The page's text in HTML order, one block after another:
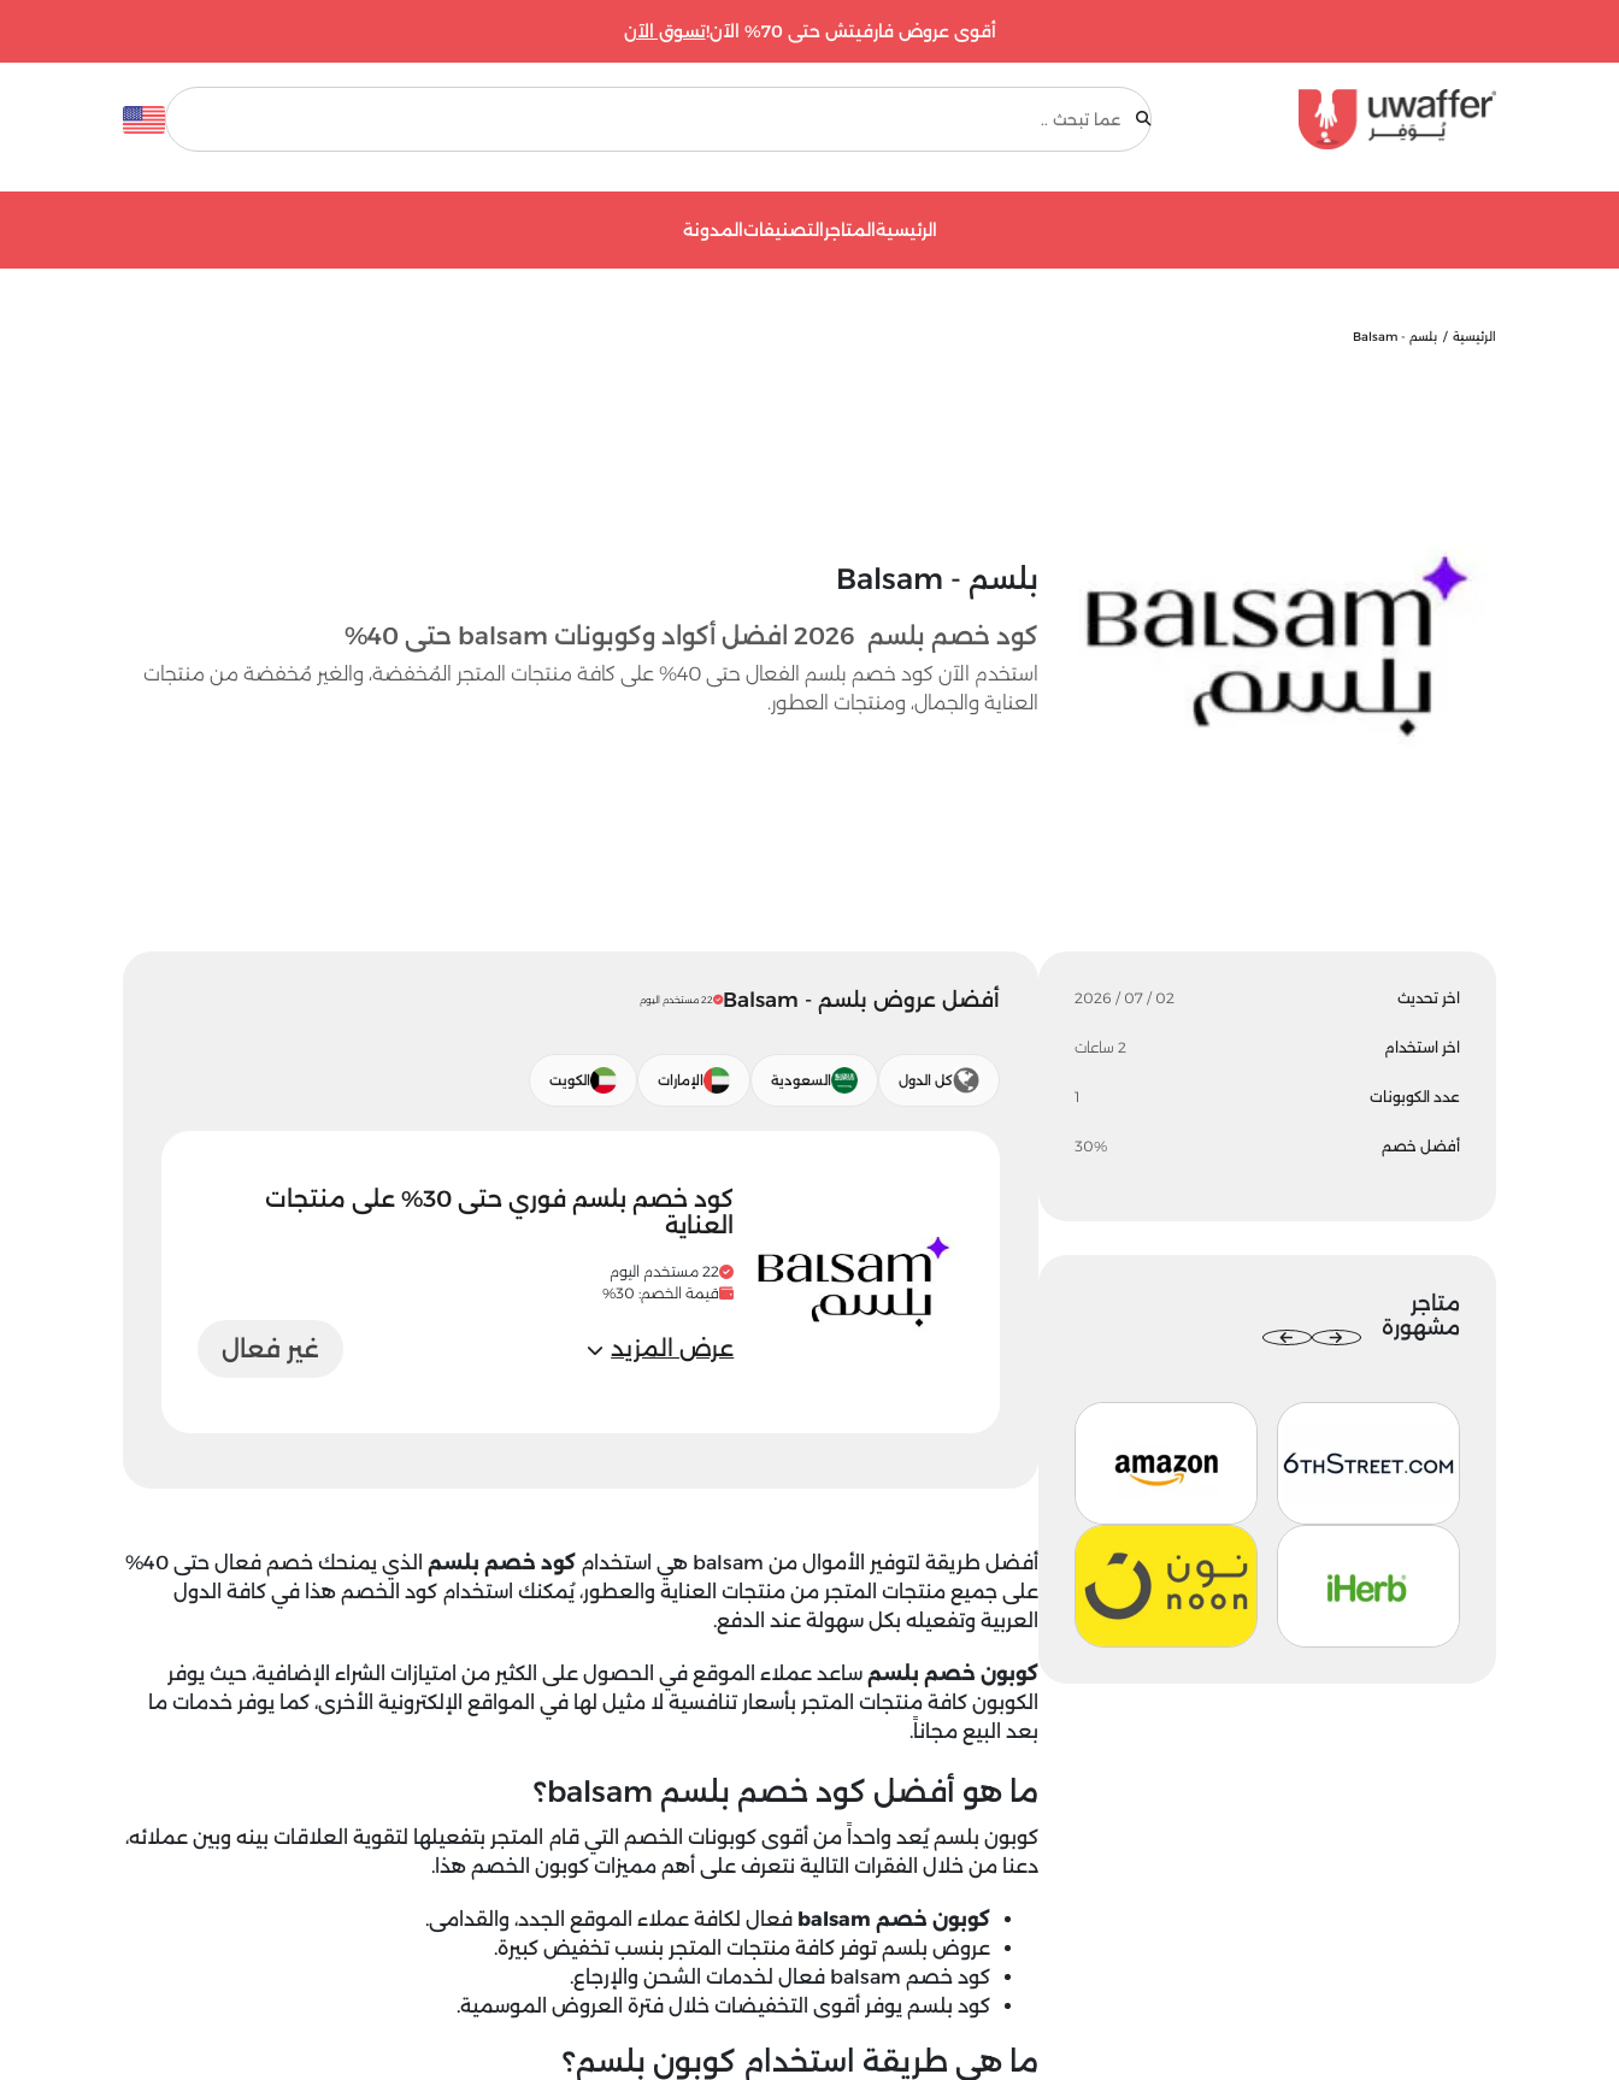
أقوى عروض فارفيتش حتى 70% الآن! تسوق الآن
بحث
الرئيسيةالمتاجرالتصنيفاتالمدونة
الرئيسية بلسم - Balsam
بلسم - Balsam
كود خصم بلسم 2026 افضل أكواد وكوبونات balsam حتى 40%
استخدم الآن كود خصم بلسم الفعال حتى 40% على كافة منتجات المتجر المُخفضة، والغير مُخفضة من منتجات
العناية والجمال، ومنتجات العطور.
اخر تحديث 02 / 07 / 2026
اخر استخدام 2 ساعات
عدد الكوبونات 1
أفضل خصم 30%
متاجر
مشهورة
أفضل عروض بلسم - Balsam 22 مستخدم اليوم
كل الدول السعودية الإمارات الكويت
كود خصم بلسم فوري حتى 30% على منتجات
العناية
22 مستخدم اليوم
قيمة الخصم: 30%
عرض المزيد غير فعال
أفضل طريقة لتوفير الأموال من balsam هي استخدام كود خصم بلسم
الذي يمنحك خصم فعال حتى 40%
على جميع منتجات المتجر من منتجات العناية والعطور، يُمكنك استخدام كود الخصم هذا في كافة الدول
العربية وتفعيله بكل سهولة عند الدفع.
كوبون خصم بلسم ساعد عملاء الموقع في الحصول على الكثير من امتيازات الشراء الإضافية، حيث يوفر
الكوبون كافة منتجات المتجر بأسعار تنافسية لا مثيل لها في المواقع الإلكترونية الأخرى، كما يوفر خدمات ما
بعد البيع مجاناً.
ما هو أفضل كود خصم بلسم balsam؟
كوبون بلسم يُعد واحداً من أقوى كوبونات الخصم التي قام المتجر بتفعيلها لتقوية العلاقات بينه وبين عملائه،
دعنا من خلال الفقرات التالية نتعرف على أهم مميزات كوبون الخصم هذا.
كوبون خصم balsam
فعال لكافة عملاء الموقع الجدد، والقدامى.
عروض بلسم توفر كافة منتجات المتجر بنسب تخفيض كبيرة.
كود خصم balsam فعال لخدمات الشحن والإرجاع.
كود بلسم يوفر أقوى التخفيضات خلال فترة العروض الموسمية.
ما هي طريقة استخدام كوبون بلسم؟